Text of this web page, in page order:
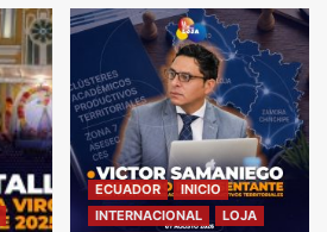
ECUADOR
INICIO
INTERNACIONAL
LOJA